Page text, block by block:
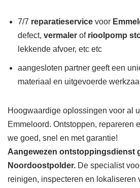
7/7 reparatieservice voor
defect, vermaler of rioolpomp
lekkende afvoer, etc etc
aangesloten partner geeft een
materiaal en uitgevoerde
Hoogwaardige oplossingen voor al
Emmeloord. Ontstoppen, repareren
we goed, snel en met garantie!
Aangewezen ontstoppingsdienst
Noordoostpolder. De specialist
reinigen, inspecteren en lokaliseren